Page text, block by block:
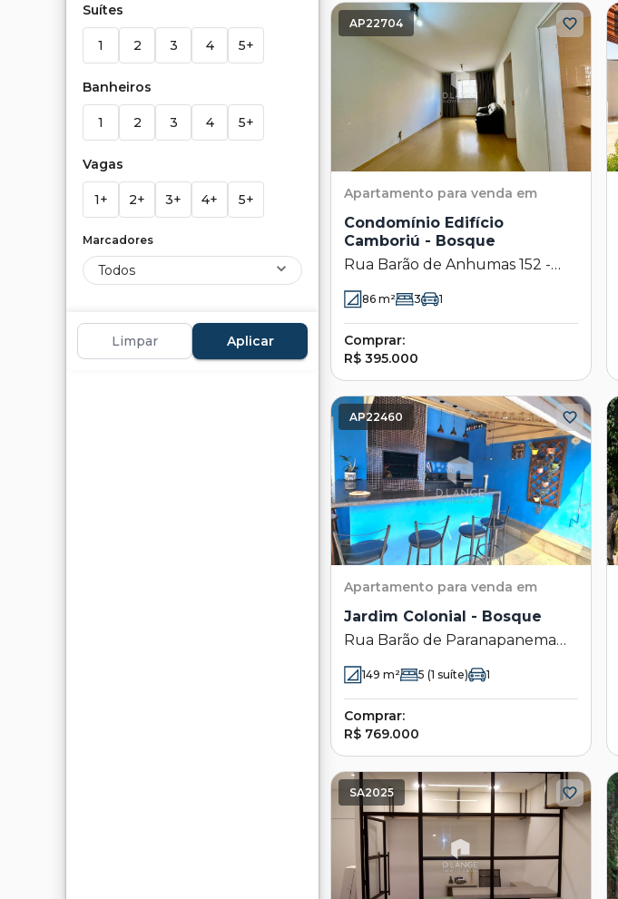
Suítes
1 2 3 4 5+
Banheiros
1 2 3 4 5+
Vagas
1+ 2+ 3+ 4+ 5+
Marcadores
Todos
Limpar Aplicar
AP22704
Apartamento para venda em
Condomínio Edifício
Camboriú - Bosque
Rua Barão de Anhumas 152 -
86 m² 3 1
Comprar:
R$ 395.000
AP22460
Apartamento para venda em
Jardim Colonial - Bosque
Rua Barão de Paranapanema
149 m² 5 (1 suíte) 1
Comprar:
R$ 769.000
SA2025